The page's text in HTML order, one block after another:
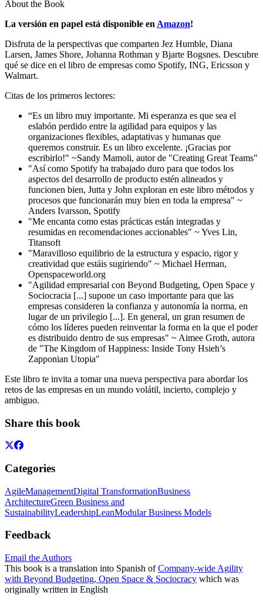
About the Book
La versión en papel está disponible en Amazon!
Disfruta de la perspectivas que comparten Jez Humble, Diana
Larsen, James Shore, Johanna Rothman y Bjarte Bogsnes. Descubre
qué se dice en el libro de empresas como Spotify, ING, Ericsson y
Walmart.
Citas de los primeros lectores:
“Es un libro muy importante. Mi esperanza es que sea el
eslabón perdido entre la agilidad para equipos y las
organizaciones flexibles, adaptativas y humanas que
queremos construir. Es un libro excelente. ¡Gracias por
escribirlo!" ~Sandy Mamoli, autor de "Creating Great Teams"
"Así como Spotify ha trabajado duro para que todos los
aspectos del desarrollo de producto estén alineados y
funcionen bien, Jutta y John exploran en este libro métodos y
procesos que funcionarán muy bien en toda la empresa" ~
Anders Ivarsson, Spotify
"Me encanta como estas prácticas están integradas y
resumidas en recomendaciones accionables" ~ Yves Lin,
Titansoft
"Maravilloso equilibrio de la estructura y espacio, rigor y
creatividad que estáis sugiriendo" ~ Michael Herman,
Openspaceworld.org
"Agilidad empresarial con Beyond Budgeting, Open Space y
Sociocracia [...] supone un caso importante para que las
empresas consideren la confianza y autonomía la norma, en
lugar de un privilegio [...]. En general, un gran resumen de
cómo los líderes pueden reinventar la forma en la que el poder
es distribuido dentro de sus empresas" ~ Aimee Groth, autora
de "The Kingdom of Happiness: Inside Tony Hsieh’s
Zapponian Utopia"
Este libro te invita a tomar una nueva perspectiva para abordar los
retos de las empresas en un mundo volátil, incierto, complejo y
ambiguo.
Share this book
Categories
AgileManagementDigital TransformationBusiness
ArchitectureGreen Business and
SustainabilityLeadershipLeanModular Business Models
Feedback
Email the Authors
This book is a translation into Spanish ofCompany-wide Agility
with Beyond Budgeting, Open Space & Sociocracy which was
originally written in English